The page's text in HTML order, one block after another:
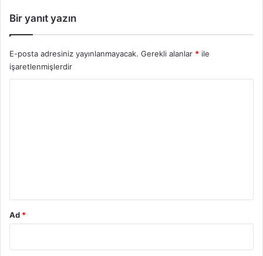
m
Bir yanıt yazın
E-posta adresiniz yayınlanmayacak. Gerekli alanlar * ile
işaretlenmişlerdir
Ad *